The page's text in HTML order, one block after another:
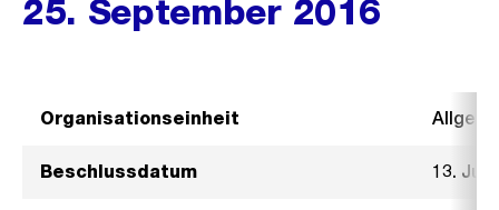
25. September 2016
Organisationseinheit
Beschlussdatum 13. Juli